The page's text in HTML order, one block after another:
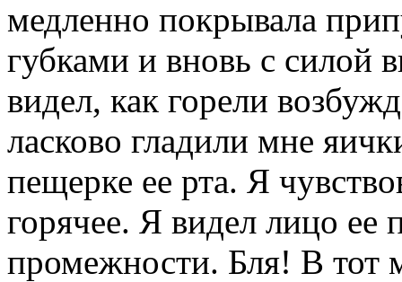
медленно покрывала
губками и вновь с силой
видел, как горели
ласково гладили мне
пещерке ее рта. Я
горячее. Я видел лицо ее
промежности. Бля! В тот